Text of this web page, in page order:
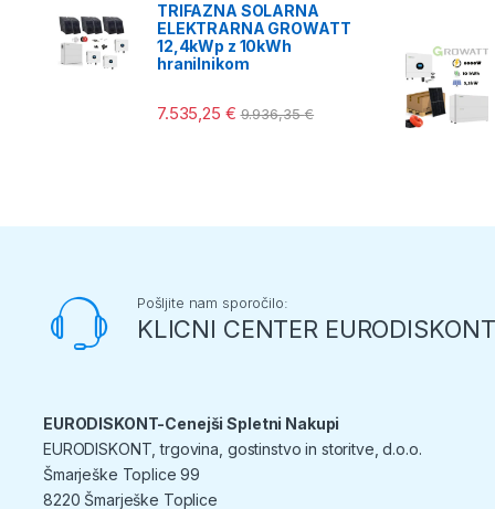
TRIFAZNA SOLARNA
ELEKTRARNA GROWATT
12,4kWp z 10kWh
hranilnikom
7.535,25 € 9.936,35€
Pošljite nam sporočilo:
KLICNI CENTER EURODISKONT
EURODISKONT-Cenejši Spletni Nakupi
EURODISKONT, trgovina, gostinstvo in storitve, d.o.o.
Šmarješke Toplice 99
8220 Šmarješke Toplice